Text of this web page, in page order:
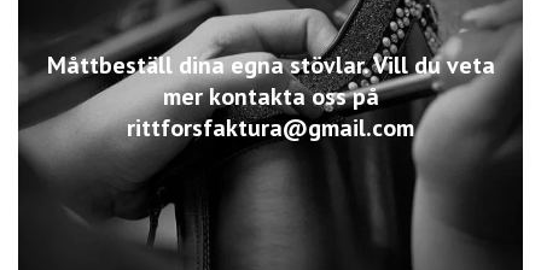
Måttbeställ dina egna stövlar. Vill du veta
mer kontakta oss på
rittforsfaktura@gmail.com